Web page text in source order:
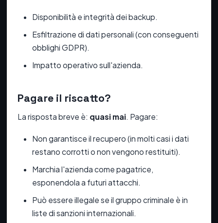
Disponibilità e integrità dei backup.
Esfiltrazione di dati personali (con conseguenti
obblighi GDPR).
Impatto operativo sull'azienda.
Pagare il riscatto?
La risposta breve è: quasi mai. Pagare:
Non garantisce il recupero (in molti casi i dati
restano corrotti o non vengono restituiti).
Marchia l'azienda come pagatrice,
esponendola a futuri attacchi.
Può essere illegale se il gruppo criminale è in
liste di sanzioni internazionali.